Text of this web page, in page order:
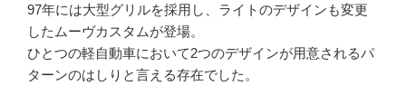
97年には大型グリルを採用し、ライトのデザインも変更
したムーヴカスタムが登場。
ひとつの軽自動車において2つのデザインが用意されるパ
ターンのはしりと言える存在でした。